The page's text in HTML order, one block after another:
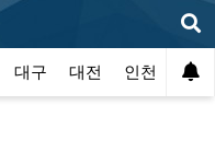
대구 대전 인천 광주